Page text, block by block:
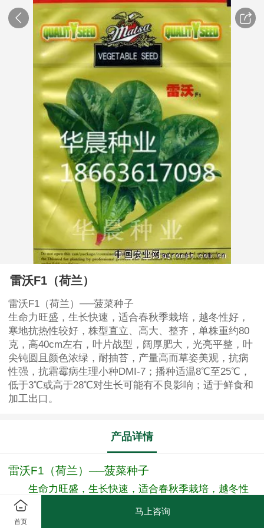
雷沃F1（荷兰）
雷沃F1（荷兰）──菠菜种子
生命力旺盛，生长快速，适合春秋季栽培，越冬性好，
寒地抗热性较好，株型直立、高大、整齐，单株重约80
克，高40cm左右，叶片战型，阔厚肥大，光亮平整，叶
尖钝圆且颜色浓绿，耐抽苔，产量高而草姿美观，抗病
性强，抗霜霉病生理小种DMI-7；播种适温8℃至25℃，
低于3℃或高于28℃对生长可能有不良影响；适于鲜食和
加工出口。
产品详情
雷沃F1（荷兰）──菠菜种子
生命力旺盛，生长快速，适合春秋季栽培，越冬性
好，寒地抗热性较好，株型直立、高大、整齐，单株重
约80克，高40cm左右，叶片战型，阔厚肥大，光亮平
首页
马上咨询